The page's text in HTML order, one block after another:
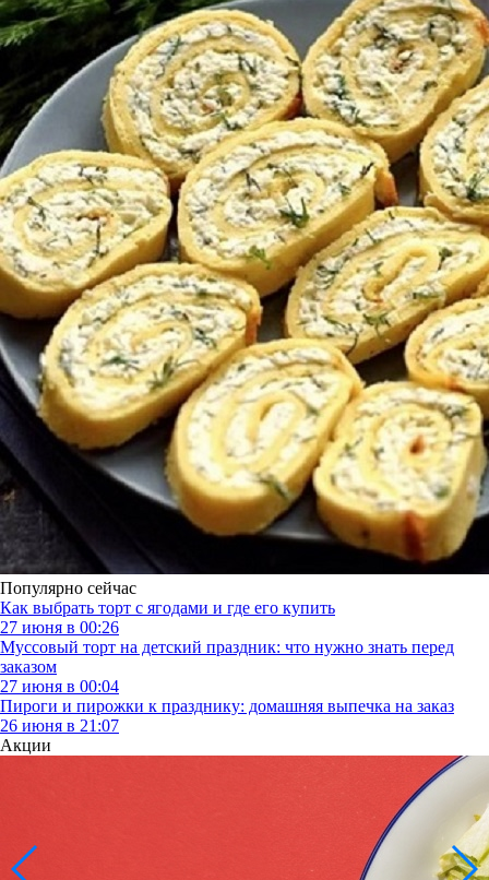
Популярно сейчас
Как выбрать торт с ягодами и где его купить
27 июня в 00:26
Муссовый торт на детский праздник: что нужно знать перед
заказом
27 июня в 00:04
Пироги и пирожки к празднику: домашняя выпечка на заказ
26 июня в 21:07
Акции